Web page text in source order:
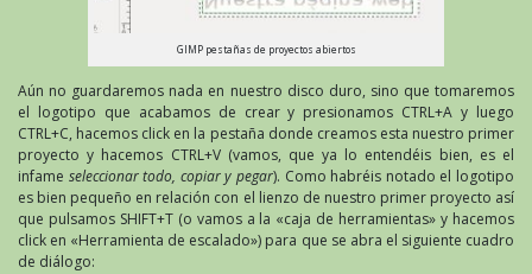
GIMP pestañas de proyectos abiertos
Aún no guardaremos nada en nuestro disco duro, sino que tomaremos
el logotipo que acabamos de crear y presionamos CTRL+A y luego
CTRL+C, hacemos click en la pestaña donde creamos esta nuestro primer
proyecto y hacemos CTRL+V (vamos, que ya lo entendéis bien, es el
infame seleccionar todo, copiar y pegar). Como habréis notado el logotipo
es bien pequeño en relación con el lienzo de nuestro primer proyecto así
que pulsamos SHIFT+T (o vamos a la «caja de herramientas» y hacemos
click en «Herramienta de escalado») para que se abra el siguiente cuadro
de diálogo: